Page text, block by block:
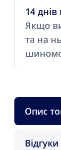
14
Якщо
та на
Опис
Відгуки